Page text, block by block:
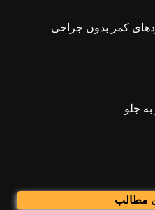
کمر بدون جراحی
جلو
مطالب